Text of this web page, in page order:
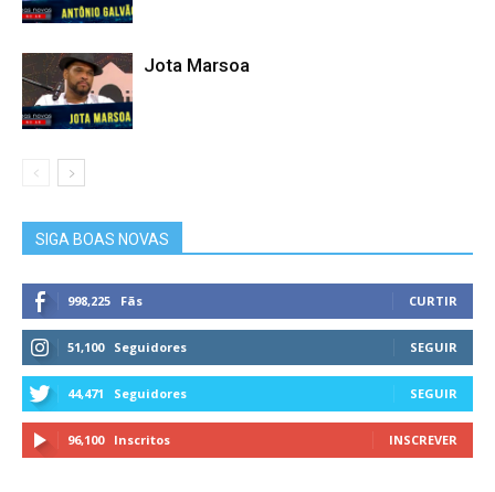
Jota Marsoa
SIGA BOAS NOVAS
998,225 Fãs CURTIR
51,100 Seguidores SEGUIR
44,471 Seguidores SEGUIR
96,100 Inscritos INSCREVER